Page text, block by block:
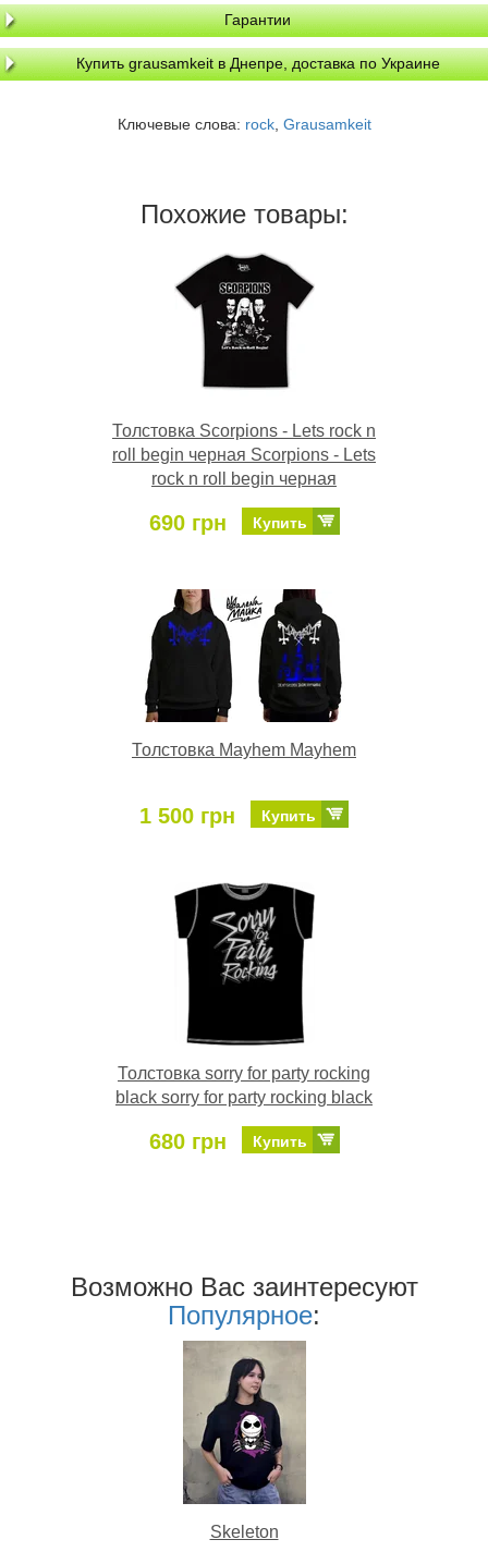
Гарантии
Купить grausamkeit в Днепре, доставка по Украине
Ключевые слова: rock, Grausamkeit
Похожие товары:
Толстовка Scorpions - Lets rock n
roll begin черная Scorpions - Lets
rock n roll begin черная
690 грн Купить
Толстовка Mayhem Mayhem
1 500 грн Купить
Толстовка sorry for party rocking
black sorry for party rocking black
680 грн Купить
Возможно Ваc заинтересуют
Популярное:
Skeleton